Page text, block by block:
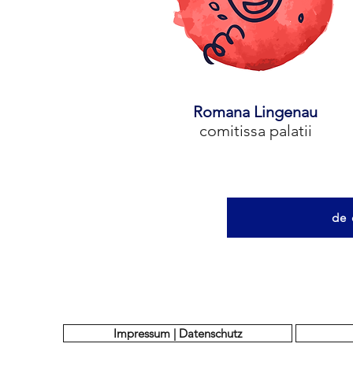
Romana Lingenau
comitissa palatii
de
Impressum | Datenschutz